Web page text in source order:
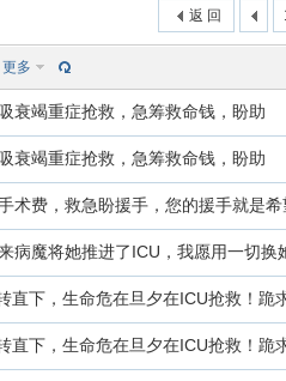
返 回
更多
衰竭重症抢救，急筹救命钱，盼助
衰竭重症抢救，急筹救命钱，盼助
术费，救急盼援手，您的援手就是
病魔将她推进了ICU，我愿用一切换
直下，生命危在旦夕在ICU抢救！跪
直下，生命危在旦夕在ICU抢救！跪